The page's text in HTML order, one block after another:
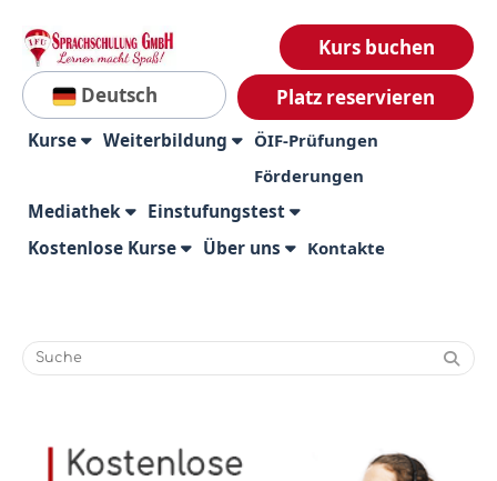
Deutsch
Kurs buchen
Platz reservieren
Kurse Weiterbildung
ÖIF-Prüfungen
Förderungen
Mediathek
Einstufungstest
Kostenlose Kurse
Über uns Kontakte